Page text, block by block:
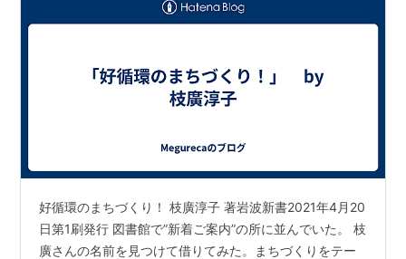
好循環のまちづくり！ 枝廣淳子 著岩波新書2021年4月20
日第1刷発行 図書館で”新着ご案内”の所に並んでいた。 枝
廣さんの名前を見つけて借りてみた。まちづくりをテー